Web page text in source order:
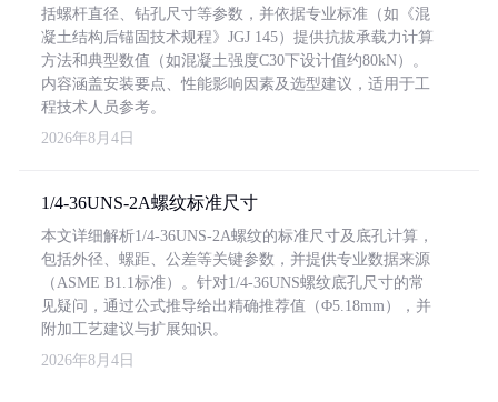
括螺杆直径、钻孔尺寸等参数，并依据专业标准（如《混
凝土结构后锚固技术规程》JGJ 145）提供抗拔承载力计算
方法和典型数值（如混凝土强度C30下设计值约80kN）。
内容涵盖安装要点、性能影响因素及选型建议，适用于工
程技术人员参考。
2026年8月4日
1/4-36UNS-2A螺纹标准尺寸
本文详细解析1/4-36UNS-2A螺纹的标准尺寸及底孔计算，
包括外径、螺距、公差等关键参数，并提供专业数据来源
（ASME B1.1标准）。针对1/4-36UNS螺纹底孔尺寸的常
见疑问，通过公式推导给出精确推荐值（Φ5.18mm），并
附加工艺建议与扩展知识。
2026年8月4日